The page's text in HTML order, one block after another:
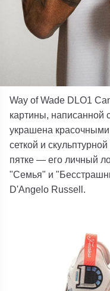
Way of Wade DLO1
картины, написанной
украшена
сеткой и
пятке — его личный
"Семья" и
D'Angelo Russell.